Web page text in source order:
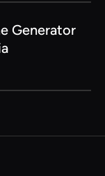
and
the tool and
Generator
and